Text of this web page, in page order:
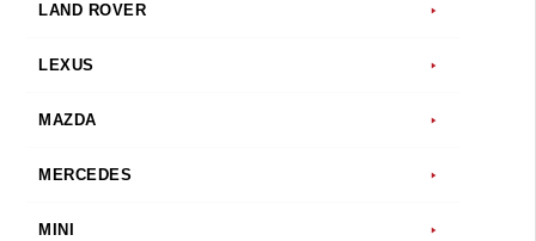
LAND ROVER
LEXUS
MAZDA
MERCEDES
MINI